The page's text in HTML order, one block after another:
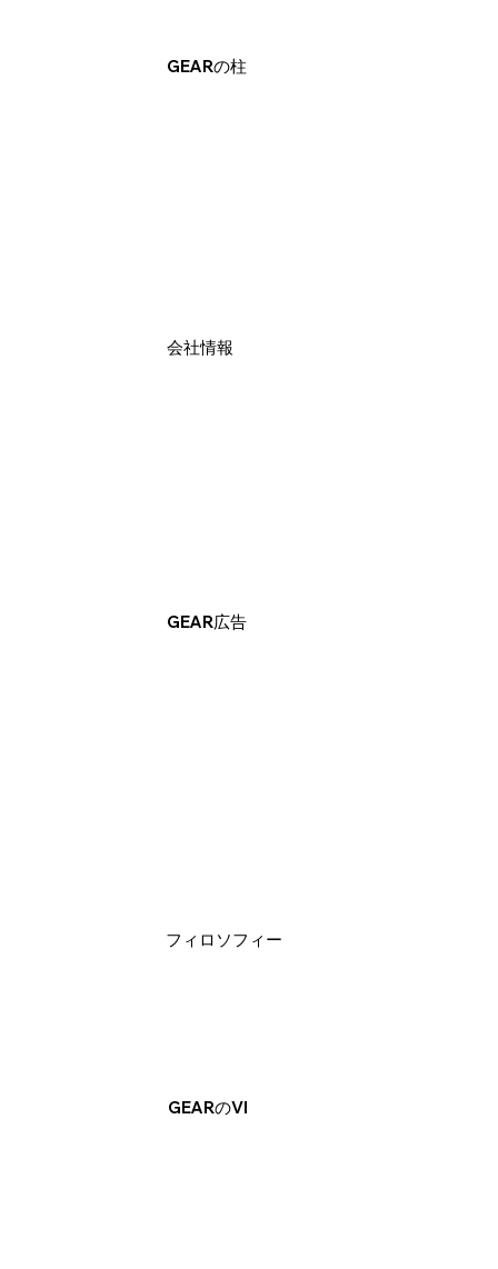
GEARの柱
​会社情報
GEAR広告
​フィロソフィー
GEARのVI